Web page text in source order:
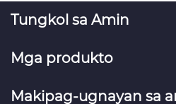
Konstruksyon?
Tingnan ang Higit Pa >>
Tungkol sa Amin